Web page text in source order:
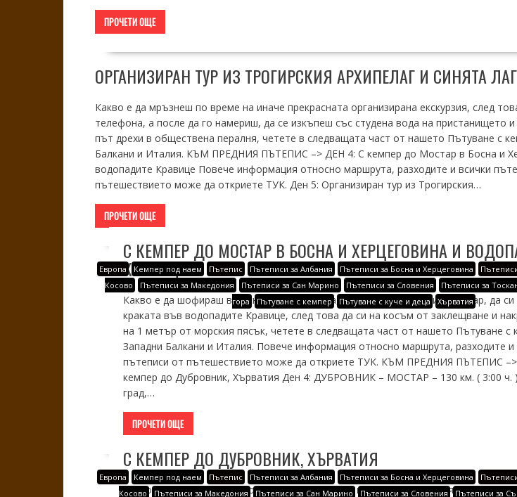
ПРОЧЕТИ ОЩЕ
ОРГАНИЗИРАН ТУР ИЗ ТРОГИРСКИЯ АРХИПЕЛАГ И СИНЯТА
Какво е да мръзнеш по време на иначе прекрасната организирана екскурзия, след
телефона, а после да го намериш, да се изкъпеш със студена вода на пристанището
път дрехи в обществена пералня, четете в следващата част от нашето Пътуване с
Балкани и Италия. КЪМ ПРЕДНИЯ ПЪТЕПИС –> ДЕН 4: С кемпер до Мостар в Босна и
водопадите Кравице Повече информация относно маршрута, разходите и всички
пътешествието може да откриете ТУК. Ден 5: Организиран тур из Трогирския…
ПРОЧЕТИ ОЩЕ
Европа Кемпер под наем Пътепис Пътеписи за Албания Пътеписи за Босна и Херцеговина
Косово
Пътеписи за Македония Пътеписи за Сан Марино Пътеписи за Словения Пътеписи за
гора
Пътуване с кемпер Пътуване с куче и деца Хърватия
С КЕМПЕР ДО МОСТАР В БОСНА И ХЕРЦЕГОВИНА И
КРАВИЦЕ
Какво е да шофираш в Босна и Херцеговина, да видиш прекрасния Мостар, да
краката във водопадите Кравице, след това да си на косъм от заклещване и
на 1 метър от морския пясък, четете в следващата част от нашето Пътуване с
Западни Балкани и Италия. Повече информация относно маршрута, разходите и
пътеписи от пътешествието може да откриете ТУК. КЪМ ПРЕДНИЯ ПЪТЕПИС
кемпер до Дубровник, Хърватия Ден 4: ДУБРОВНИК – МОСТАР – 130 км. ( 3:00 ч.
град,…
ПРОЧЕТИ ОЩЕ
Европа Кемпер под наем Пътепис Пътеписи за Албания Пътеписи за Босна и Херцеговина
Косово
Пътеписи за Македония Пътеписи за Сан Марино Пътеписи за Словения Пътеписи за
С КЕМПЕР ДО ДУБРОВНИК, ХЪРВАТИЯ
Какво е да посетиш тъй популярния Дубровник и тъй непопулярния прекрасен